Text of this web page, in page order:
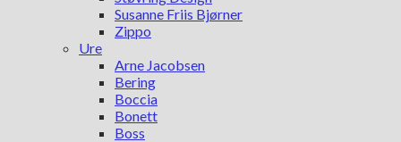
Susanne Friis Bjørner
Zippo
Ure
Arne Jacobsen
Bering
Boccia
Bonett
Boss